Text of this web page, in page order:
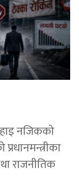
नजिकको
राजनीतिक